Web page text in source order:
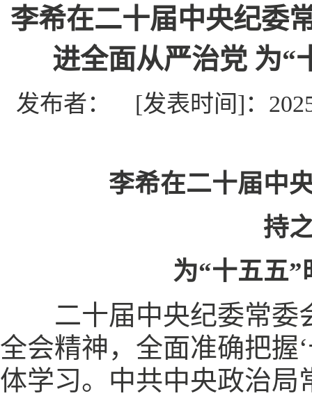
李希在二十届中央纪委
进全面从严治党 为“
发布者： [发表时间]：
李希在二十届中
持
为“十五五
二十届中央纪委常委会
全会精神，全面准确把握
体学习。中共中央政治局